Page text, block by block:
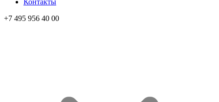
Контакты
+7 495 956 40 00